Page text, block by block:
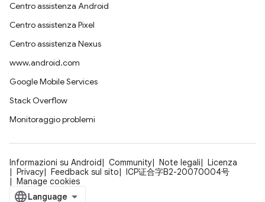
Centro assistenza Android
Centro assistenza Pixel
Centro assistenza Nexus
www.android.com
Google Mobile Services
Stack Overflow
Monitoraggio problemi
Informazioni su Android Community Note legali
Licenza
Privacy
Feedback sul sito
ICP证合字B2-20070004号
Manage cookies